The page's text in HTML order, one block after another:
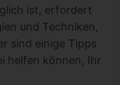
ist, erfordert
und Techniken,
sind einige Tipps
helfen können, Ihr